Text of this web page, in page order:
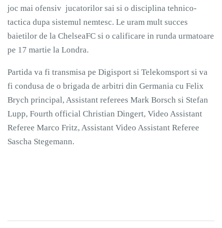
joc mai ofensiv jucatorilor sai si o disciplina tehnico-
tactica dupa sistemul nemtesc. Le uram mult succes
baietilor de la ChelseaFC si o calificare in runda urmatoare
pe 17 martie la Londra.
Partida va fi transmisa pe Digisport si Telekomsport si va
fi condusa de o brigada de arbitri din Germania cu Felix
Brych principal, Assistant referees Mark Borsch si Stefan
Lupp, Fourth official Christian Dingert, Video Assistant
Referee Marco Fritz, Assistant Video Assistant Referee
Sascha Stegemann.